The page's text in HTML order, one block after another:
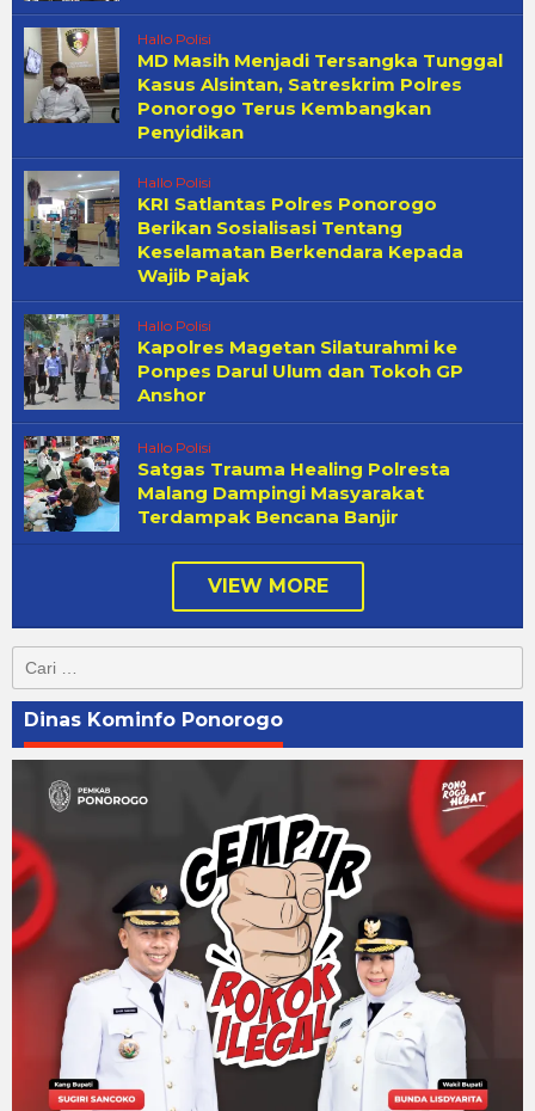
Hallo Polisi
MD Masih Menjadi Tersangka Tunggal
Kasus Alsintan, Satreskrim Polres
Ponorogo Terus Kembangkan
Penyidikan
Hallo Polisi
KRI Satlantas Polres Ponorogo
Berikan Sosialisasi Tentang
Keselamatan Berkendara Kepada
Wajib Pajak
Hallo Polisi
Kapolres Magetan Silaturahmi ke
Ponpes Darul Ulum dan Tokoh GP
Anshor
Hallo Polisi
Satgas Trauma Healing Polresta
Malang Dampingi Masyarakat
Terdampak Bencana Banjir
VIEW MORE
untuk:
Dinas Kominfo Ponorogo